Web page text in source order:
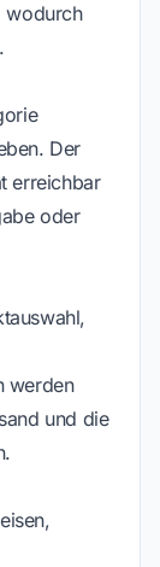
wodurch
Der
erreichbar
oder
werden
und die